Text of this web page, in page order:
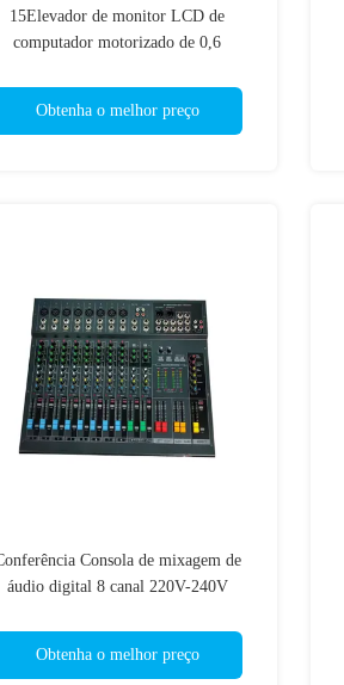
15Elevador de monitor LCD de
computador motorizado de 0,6
Obtenha o melhor preço
Consola de mixagem de
áudio digital 8 canal 220V-240V
Obtenha o melhor preço